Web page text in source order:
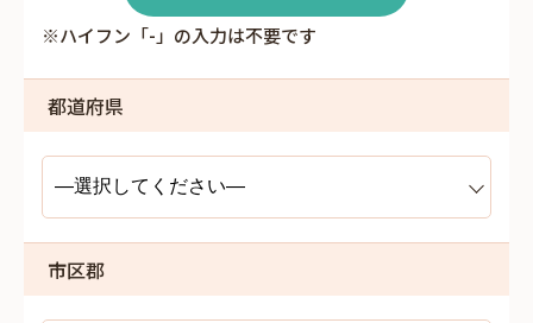
※ハイフン「-」の入力は不要です
都道府県
市区郡